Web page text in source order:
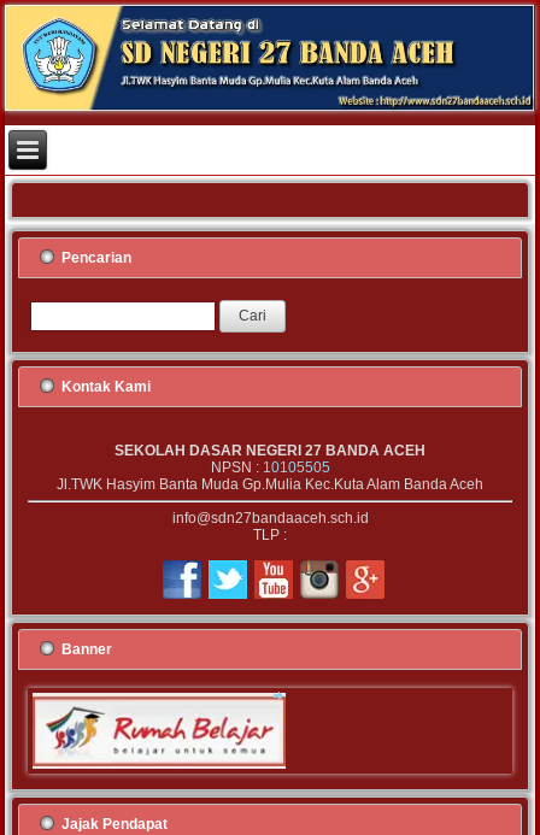
Pencarian
Kontak Kami
SEKOLAH DASAR NEGERI 27 BANDA ACEH
NPSN : 10105505
Jl.TWK Hasyim Banta Muda Gp.Mulia Kec.Kuta Alam Banda Aceh
info@sdn27bandaaceh.sch.id
TLP :
Banner
Jajak Pendapat